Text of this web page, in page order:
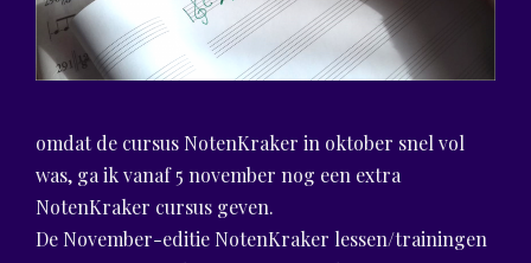
omdat de cursus NotenKraker in oktober snel vol
was, ga ik vanaf 5 november nog een extra
NotenKraker cursus geven.
De November-editie NotenKraker lessen/trainingen